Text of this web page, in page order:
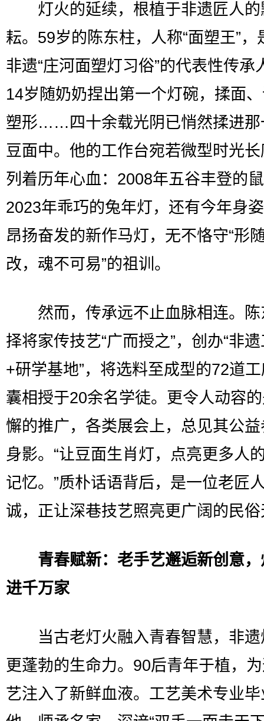
灯火的延续，根植于非遗匠人的
耘。59岁的陈东柱，人称“面塑王”，
非遗“庄河面塑灯习俗”的代表性传承
14岁随奶奶捏出第一个灯碗，揉面
塑形……四十余载光阴已悄然揉进那
豆面中。他的工作台宛若微型时光
列着历年心血：2008年五谷丰登的
2023年乖巧的兔年灯，还有今年身
昂扬奋发的新作马灯，无不恪守“形
改，魂不可易”的祖训。
然而，传承远不止血脉相连。陈
择将家传技艺“广而授之”，创办“非
+研学基地”，将选料至成型的72道
囊相授于20余名学徒。更令人动容
懈的推广，各类展会上，总见其公
身影。“让豆面生肖灯，点亮更多人
记忆。”质朴话语背后，是一位老匠
诚，正让深巷技艺照亮更广阔的民
青春赋新：老手艺邂逅新创意
进千万家
当古老灯火融入青春智慧，非遗
更蓬勃的生命力。90后青年于植，
艺注入了新鲜血液。工艺美术专业